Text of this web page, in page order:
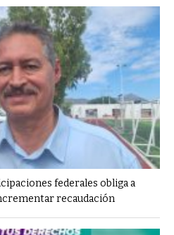
federales obliga a
recaudación